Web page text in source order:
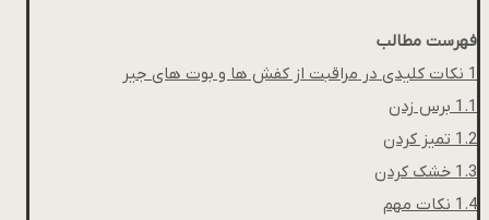
فهرست مطالب
1 نکات کلیدی در مراقبت از کفش ها و بوت های جیر
1.1 برس زدن
1.2 تمیز کردن
1.3 خشک کردن
1.4 نکات مهم